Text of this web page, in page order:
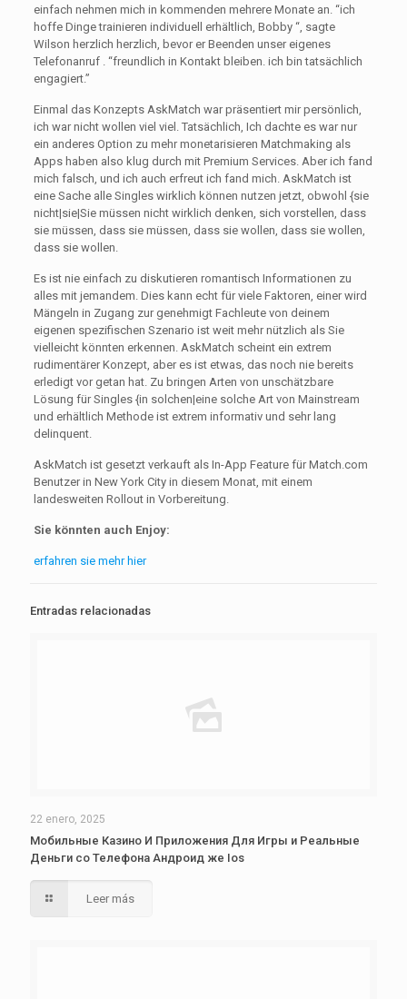
einfach nehmen mich in kommenden mehrere Monate an. “ich
hoffe Dinge trainieren individuell erhältlich, Bobby “, sagte
Wilson herzlich herzlich, bevor er Beenden unser eigenes
Telefonanruf . “freundlich in Kontakt bleiben. ich bin tatsächlich
engagiert.” ​​
Einmal das Konzepts AskMatch war präsentiert mir persönlich,
ich war nicht wollen viel viel. Tatsächlich, Ich dachte es war nur
ein anderes Option zu mehr monetarisieren Matchmaking als
Apps haben also klug durch mit Premium Services. Aber ich fand
mich falsch, und ich auch erfreut ich fand mich. AskMatch ist
eine Sache alle Singles wirklich können nutzen jetzt, obwohl {sie
nicht|sie|Sie müssen nicht wirklich denken, sich vorstellen, dass
sie müssen, dass sie müssen, dass sie wollen, dass sie wollen,
dass sie wollen.
Es ist nie einfach zu diskutieren romantisch Informationen zu
alles mit jemandem. Dies kann echt für viele Faktoren, einer wird
Mängeln in Zugang zur genehmigt Fachleute von deinem
eigenen spezifischen Szenario ist weit mehr nützlich als Sie
vielleicht könnten erkennen. AskMatch scheint ein extrem
rudimentärer Konzept, aber es ist etwas, das noch nie bereits
erledigt vor getan hat. Zu bringen Arten von unschätzbare
Lösung für Singles {in solchen|eine solche Art von Mainstream
und erhältlich Methode ist extrem informativ und sehr lang
delinquent.
AskMatch ist gesetzt verkauft als In-App Feature für Match.com
Benutzer in New York City in diesem Monat, mit einem
landesweiten Rollout in Vorbereitung.
Sie könnten auch Enjoy:
erfahren sie mehr hier
Entradas relacionadas
22 enero, 2025
Мобильные Казино И Приложения Для Игры и Реальные
Деньги со Телефона Андроид же Ios
Leer más